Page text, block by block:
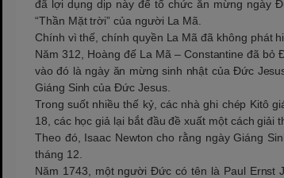
đã lợi dụng dịp này để tổ chức ăn mừng ngày
“Thần Mặt trời” của người La Mã.
Chính vì thế, chính quyền La Mã đã không phát
Năm 312, Hoàng đế La Mã – Constantine đã
vào đó là ngày ăn mừng sinh nhật của Đức
Giáng Sinh của Đức Jesus.
Trong suốt nhiều thế kỷ, các nhà ghi chép Kitô
18, các học giả lại bắt đầu đề xuất một cách giải
Theo đó, Isaac Newton cho rằng ngày Giáng
tháng 12.
Năm 1743, một người Đức có tên là Paul Ernst